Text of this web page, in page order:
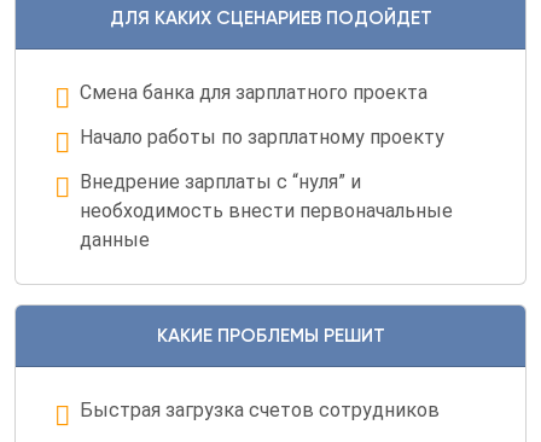
Вебинары
Контакты
Удалённый
помощник
1С
ДЛЯ КАКИХ СЦЕНАРИЕВ ПОДОЙДЕТ
Смена банка для зарплатного проекта
Начало работы по зарплатному проекту
Внедрение зарплаты с “нуля” и
необходимость внести первоначальные
данные
КАКИЕ ПРОБЛЕМЫ РЕШИТ
Быстрая загрузка счетов сотрудников